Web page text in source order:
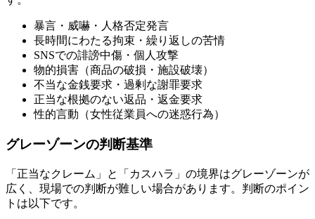
暴言・威嚇・人格否定発言
長時間にわたる拘束・繰り返しの苦情
SNSでの誹謗中傷・個人攻撃
物的損害（商品の破損・施設破壊）
不当な金銭要求・過剰な謝罪要求
正当な根拠のない返品・返金要求
性的言動（女性従業員への迷惑行為）
グレーゾーンの判断基準
「正当なクレーム」と「カスハラ」の境界はグレーゾーンが
広く、現場での判断が難しい場合があります。判断のポイン
トは以下です。